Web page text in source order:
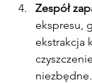
Zespół
ekspresu,
ekstrakcja
niezbędne.